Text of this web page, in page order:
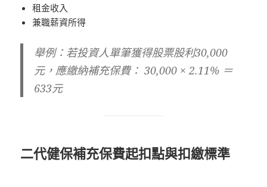
租金收入
兼職薪資所得
舉例：若投資人單筆獲得股票股利30,000
元，應繳納補充保費： 30,000 × 2.11% ＝
633元
二代健保補充保費起扣點與扣繳標準